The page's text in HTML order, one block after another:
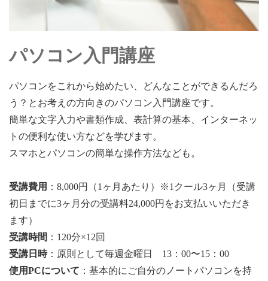
パソコン入門講座
パソコンをこれから始めたい、どんなことができるんだろ
う？とお考えの方向きのパソコン入門講座です。
簡単な文字入力や書類作成、表計算の基本、インターネッ
トの便利な使い方などを学びます。
スマホとパソコンの簡単な操作方法なども。
受講費用 ：8,000円（1ヶ月あたり）※1クール3ヶ月（受講
初日までに3ヶ月分の受講料24,000円をお支払いいただき
ます）
受講時間 ：120分×12回
受講日時：原則として毎週金曜日 13：00〜15：00
使用PCについて ：基本的にご自分のノートパソコンを持